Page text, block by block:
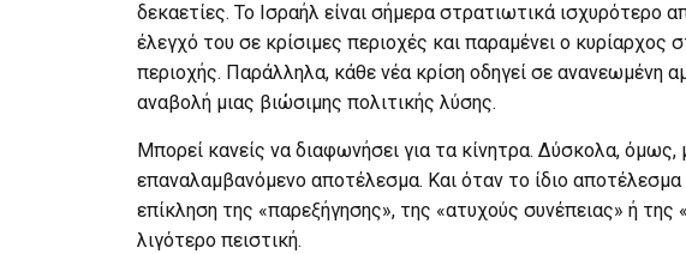
δεκαετίες. Το Ισραήλ είναι σήμερα στρατιωτικά ισχυρότερο
έλεγχό του σε κρίσιμες περιοχές και παραμένει ο κυρίαρχος
περιοχής. Παράλληλα, κάθε νέα κρίση οδηγεί σε ανανεωμένη
αναβολή μιας βιώσιμης πολιτικής λύσης.
Μπορεί κανείς να διαφωνήσει για τα κίνητρα. Δύσκολα, όμως,
επαναλαμβανόμενο αποτέλεσμα. Και όταν το ίδιο αποτέλεσμα
επίκληση της «παρεξήγησης», της «ατυχούς συνέπειας» ή της
λιγότερο πειστική.